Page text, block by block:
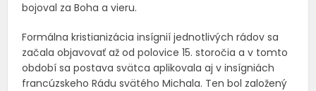
bojoval za Boha a vieru.
Formálna kristianizácia insígnií jednotlivých rádov sa
začala objavovať až od polovice 15. storočia a v tomto
období sa postava svätca aplikovala aj v insígniách
francúzskeho Rádu svätého Michala. Ten bol založený